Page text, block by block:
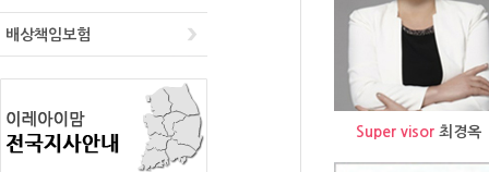
배상책임보험
Super visor 최경옥